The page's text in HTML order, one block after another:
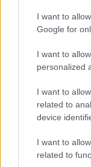
I want to
Google for
I want to
personalized
I want to
related to
device
I want to
related to
Διαβάστε